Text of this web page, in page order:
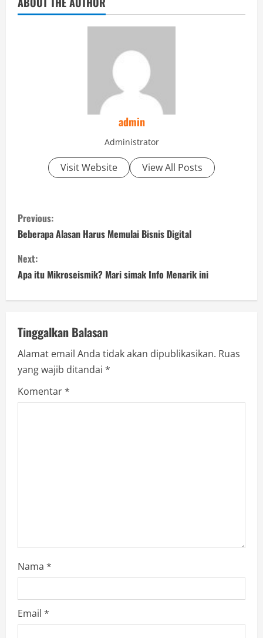
admin
Administrator
Visit Website View All Posts
C
o
n
t
n
u
e
R
g
Previous:
Beberapa Alasan Harus Memulai Bisnis Digital
Next:
Apa itu Mikroseismik? Mari simak Info Menarik ini
Tinggalkan Balasan
Alamat email Anda tidak akan dipublikasikan. Ruas
yang wajib ditandai *
Komentar*
Nama *
Email *